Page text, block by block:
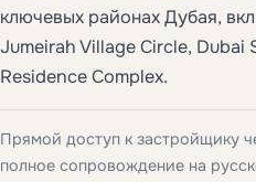
ключевых районах Дубая,
Jumeirah Village Circle, Dubai
Residence Complex.
Прямой доступ к застройщику
полное сопровождение на